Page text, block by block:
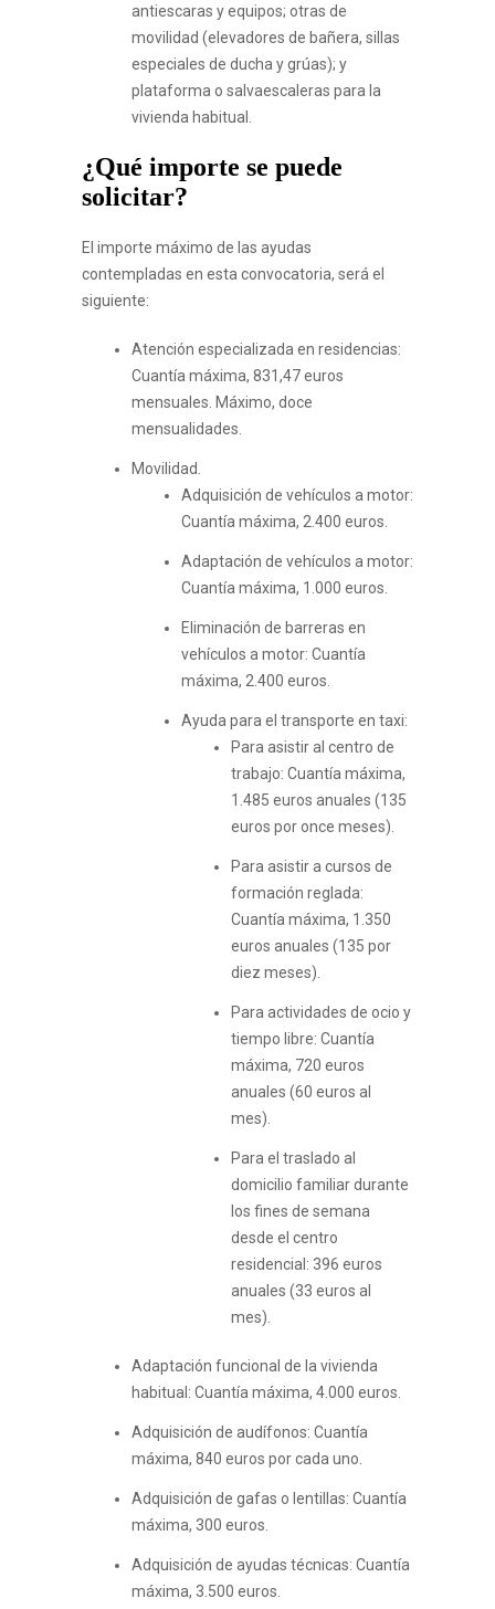
antiescaras y equipos; otras de
movilidad (elevadores de bañera, sillas
especiales de ducha y grúas); y
plataforma o salvaescaleras para la
vivienda habitual.
¿Qué importe se puede
solicitar?
El importe máximo de las ayudas
contempladas en esta convocatoria, será el
siguiente:
Atención especializada en residencias:
Cuantía máxima, 831,47 euros
mensuales. Máximo, doce
mensualidades.
Movilidad.
Adquisición de vehículos a motor:
Cuantía máxima, 2.400 euros.
Adaptación de vehículos a motor:
Cuantía máxima, 1.000 euros.
Eliminación de barreras en
vehículos a motor: Cuantía
máxima, 2.400 euros.
Ayuda para el transporte en taxi:
Para asistir al centro de
trabajo: Cuantía máxima,
1.485 euros anuales (135
euros por once meses).
Para asistir a cursos de
formación reglada:
Cuantía máxima, 1.350
euros anuales (135 por
diez meses).
Para actividades de ocio y
tiempo libre: Cuantía
máxima, 720 euros
anuales (60 euros al
mes).
Para el traslado al
domicilio familiar durante
los fines de semana
desde el centro
residencial: 396 euros
anuales (33 euros al
mes).
Adaptación funcional de la vivienda
habitual: Cuantía máxima, 4.000 euros.
Adquisición de audífonos: Cuantía
máxima, 840 euros por cada uno.
Adquisición de gafas o lentillas: Cuantía
máxima, 300 euros.
Adquisición de ayudas técnicas: Cuantía
máxima, 3.500 euros.